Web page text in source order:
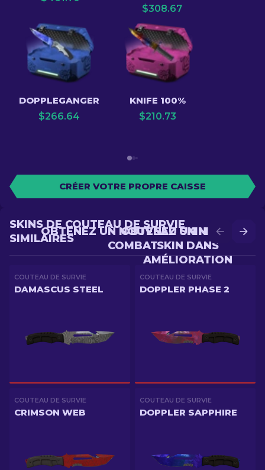
$308.67
DOPPLEGANGER
$266.64
KNIFE 100%
$210.73
CRÉER VOTRE PROPRE CAISSE
OBTENEZ UN MEILLEUR
SKIN DANS
AMÉLIORATION
OBTENEZ UN NOUVEAU SKIN EN
COMBAT
SKINS DE COUTEAU DE SURVIE
SIMILAIRES
COUTEAU DE SURVIE
DAMASCUS STEEL
COUTEAU DE SURVIE
DOPPLER PHASE 2
COUTEAU DE SURVIE
CRIMSON WEB
COUTEAU DE SURVIE
DOPPLER SAPPHIRE